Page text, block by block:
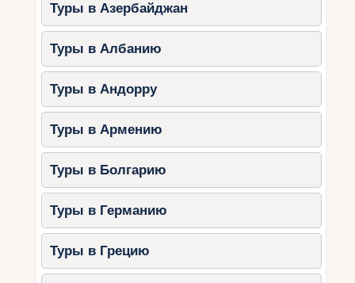
Туры в Азербайджан
Туры в Албанию
Туры в Андорру
Туры в Армению
Туры в Болгарию
Туры в Германию
Туры в Грецию